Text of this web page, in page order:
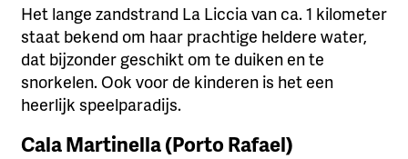
Het lange zandstrand La Liccia van ca. 1 kilometer
staat bekend om haar prachtige heldere water,
dat bijzonder geschikt om te duiken en te
snorkelen. Ook voor de kinderen is het een
heerlijk speelparadijs.
Cala Martinella (Porto Rafael)